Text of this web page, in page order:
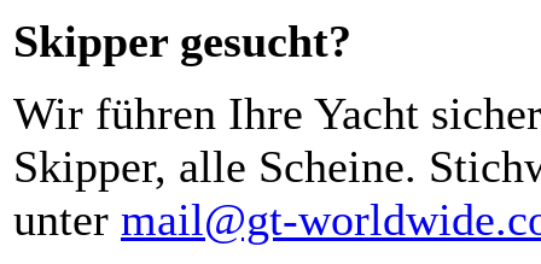
Skipper gesucht?
Wir führen Ihre Yacht
Skipper, alle Scheine.
unter mail@gt-